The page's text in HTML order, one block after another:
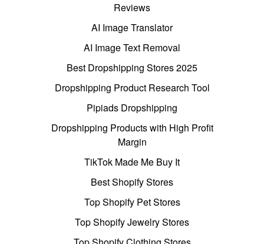
Reviews
AI Image Translator
AI Image Text Removal
Best Dropshipping Stores 2025
Dropshipping Product Research Tool
Pipiads Dropshipping
Dropshipping Products with High Profit
Margin
TikTok Made Me Buy It
Best Shopify Stores
Top Shopify Pet Stores
Top Shopify Jewelry Stores